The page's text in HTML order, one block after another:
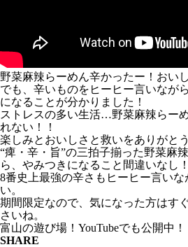
野菜麻辣らーめん辛かったー！おい
でも、辛いものをヒーヒー言いなが
になることが分かりました！
ストレスの多い生活…野菜麻辣らー
れない！！
楽しみとおいしさと救いをありがとう
“痺・辛・旨”の三拍子揃った野菜麻
ら、やみつきになること間違いなし
8番史上最強の辛さもヒーヒー言い
い。
期間限定なので、気になった方はす
さいね。
富山の遊び場！YouTubeでも公開中！
SHARE